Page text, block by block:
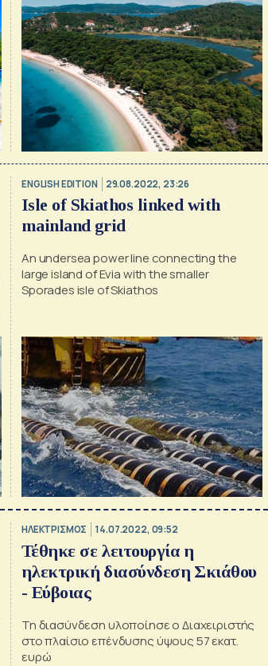
ENGLISH EDITION 29.08.2022, 23:26
Isle of Skiathos linked with
mainland grid
An undersea power line connecting the
large island of Evia with the smaller
Sporades isle of Skiathos
ΗΛΕΚΤΡΙΣΜΟΣ 14.07.2022, 09:52
Τέθηκε σε λειτουργία η
ηλεκτρική διασύνδεση Σκιάθου
- Εύβοιας
Τη διασύνδεση υλοποίησε ο Διαχειριστής
στο πλαίσιο επένδυσης ύψους 57 εκατ.
ευρώ